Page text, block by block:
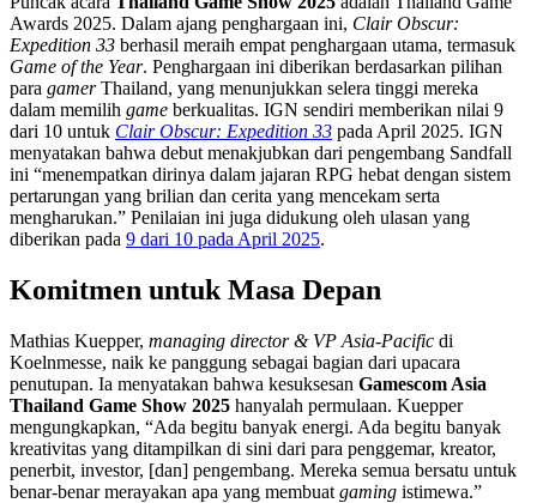
Awards 2025. Dalam ajang penghargaan ini, Clair Obscur:
Expedition 33 berhasil meraih empat penghargaan utama, termasuk
Game of the Year. Penghargaan ini diberikan berdasarkan pilihan
para gamerThailand, yang menunjukkan selera tinggi mereka
dalam memilih game berkualitas. IGN sendiri memberikan nilai 9
dari 10 untuk Clair Obscur: Expedition 33 pada April 2025. IGN
menyatakan bahwa debut menakjubkan dari pengembang Sandfall
ini “menempatkan dirinya dalam jajaran RPG hebat dengan sistem
pertarungan yang brilian dan cerita yang mencekam serta
mengharukan.” Penilaian ini juga didukung oleh ulasan yang
diberikan pada 9 dari 10 pada April 2025.
Komitmen untuk Masa Depan
Mathias Kuepper, managing director & VP Asia-Pacific di
Koelnmesse, naik ke panggung sebagai bagian dari upacara
penutupan. Ia menyatakan bahwa kesuksesan Gamescom Asia
Thailand Game Show 2025 hanyalah permulaan. Kuepper
mengungkapkan, “Ada begitu banyak energi. Ada begitu banyak
kreativitas yang ditampilkan di sini dari para penggemar, kreator,
penerbit, investor, [dan] pengembang. Mereka semua bersatu untuk
benar-benar merayakan apa yang membuat gaming istimewa.”